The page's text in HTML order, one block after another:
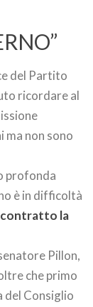
del Partito
ricordare al
ma non sono
profonda
è in difficoltà
contratto la
Pillon,
che primo
del Consiglio